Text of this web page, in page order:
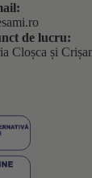
de lucru:
Cloșca și